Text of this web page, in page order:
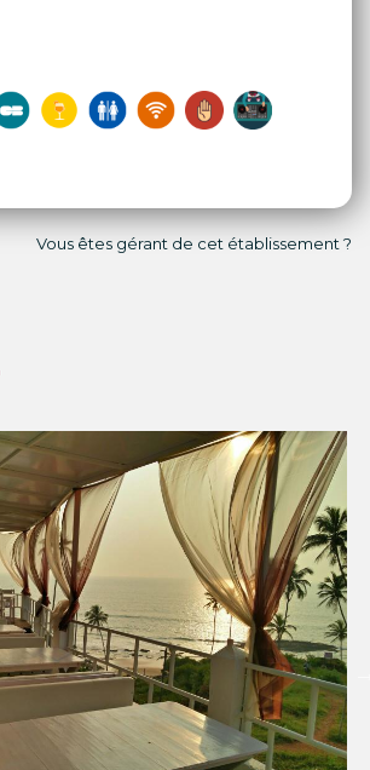
Vous êtes gérant de cet établissement ?